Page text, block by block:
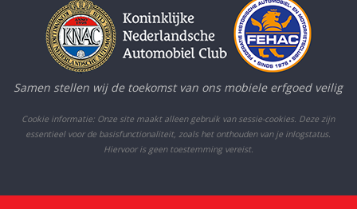
Samen stellen wij de toekomst van ons mobiele erfgoed veilig
Cookie informatie: Onze site maakt alleen gebruik van sessie-cookies. Deze zijn
essentieel voor de basisfunctionaliteit, zoals het onthouden van je inlogstatus.
Hiervoor is geen toestemming vereist.